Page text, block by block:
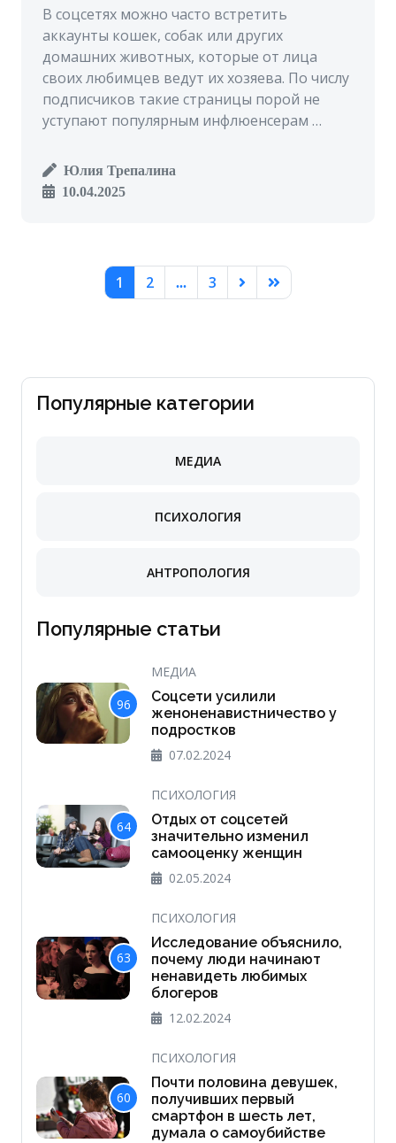
В соцсетях можно часто встретить
аккаунты кошек, собак или других
домашних животных, которые от лица
своих любимцев ведут их хозяева. По числу
подписчиков такие страницы порой не
уступают популярным инфлюенсерам …
Юлия Трепалина
10.04.2025
1 2 ... 3
Популярные категории
МЕДИА
ПСИХОЛОГИЯ
АНТРОПОЛОГИЯ
Популярные статьи
96
МЕДИА
Соцсети усилили
женоненавистничество у
подростков
07.02.2024
64
ПСИХОЛОГИЯ
Отдых от соцсетей
значительно изменил
самооценку женщин
02.05.2024
63
ПСИХОЛОГИЯ
Исследование объяснило,
почему люди начинают
ненавидеть любимых
блогеров
12.02.2024
60
ПСИХОЛОГИЯ
Почти половина девушек,
получивших первый
смартфон в шесть лет,
думала о самоубийстве